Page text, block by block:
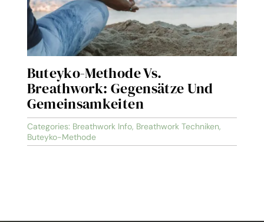
Buteyko-Methode Vs.
Breathwork: Gegensätze Und
Gemeinsamkeiten
Categories: Breathwork Info, Breathwork Techniken,
Buteyko-Methode